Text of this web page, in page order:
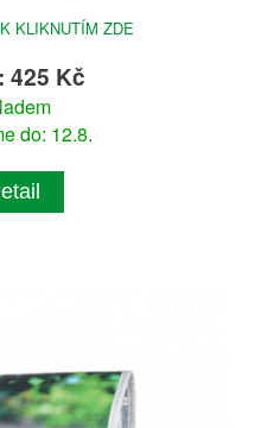
KLIKNUTÍM ZDE
425 Kč
do: 12.8.